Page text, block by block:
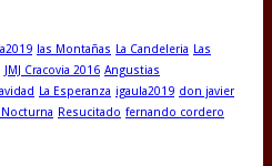
las Montañas La Candeleria Las
JMJ Cracovia 2016 Angustias
La Esperanza igaula2019 don javier
Resucitado fernando cordero